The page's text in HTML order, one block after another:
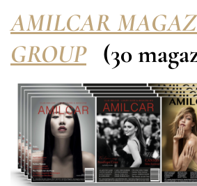
AMILCAR
GROUP (30